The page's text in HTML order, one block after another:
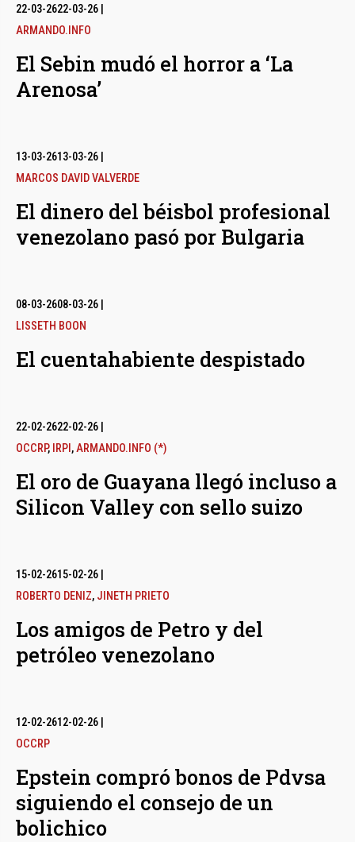
22-03-2622-03-26
ARMANDO.INFO
El Sebin mudó el horror a ‘La
Arenosa’
13-03-2613-03-26
MARCOS DAVID VALVERDE
El dinero del béisbol profesional
venezolano pasó por Bulgaria
08-03-2608-03-26
LISSETH BOON
El cuentahabiente despistado
22-02-2622-02-26
OCCRP, IRPI ,ARMANDO.INFO (*)
El oro de Guayana llegó incluso a
Silicon Valley con sello suizo
15-02-2615-02-26
ROBERTO DENIZ, JINETH PRIETO
Los amigos de Petro y del
petróleo venezolano
12-02-2612-02-26
OCCRP
Epstein compró bonos de Pdvsa
siguiendo el consejo de un
bolichico